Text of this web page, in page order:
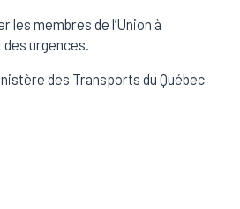
membres de l’Union à
urgences.
des Transports du Québec